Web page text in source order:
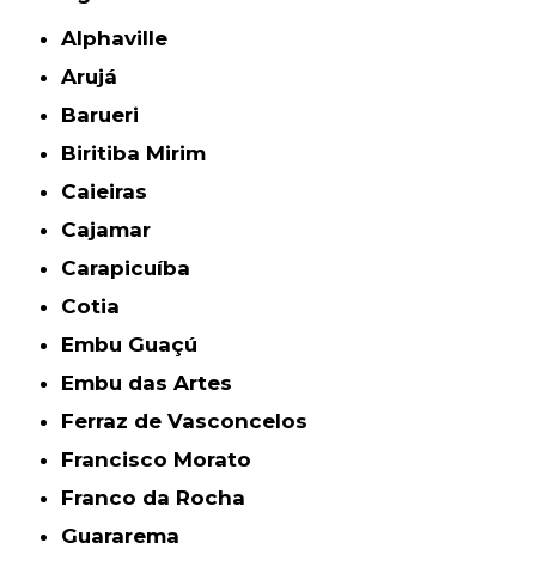
Alphaville
Arujá
Barueri
Biritiba Mirim
Caieiras
Cajamar
Carapicuíba
Cotia
Embu Guaçú
Embu das Artes
Ferraz de Vasconcelos
Francisco Morato
Franco da Rocha
Guararema